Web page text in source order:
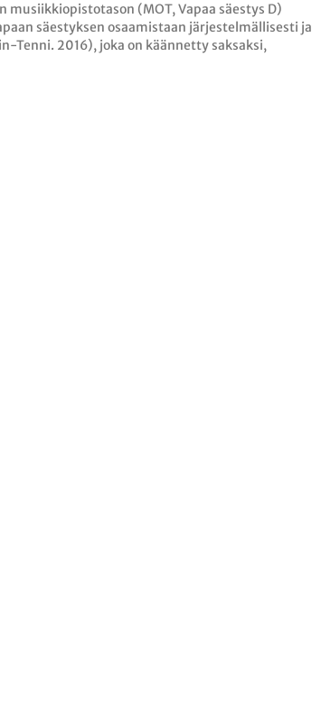
(MOT, Vapaa säestys D)
säestyksen osaamistaan järjestelmällisesti ja
Tenni. 2016), joka on käännetty saksaksi,